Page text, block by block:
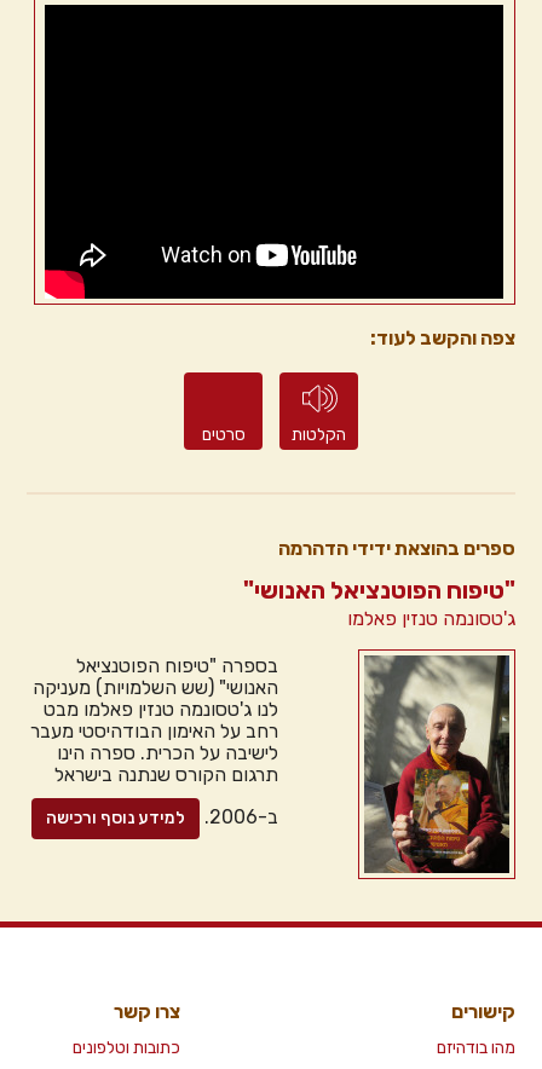
צפה והקשב לעוד:
הקלטות סרטים
ספרים בהוצאת ידידי הדהרמה
"טיפוח הפוטנציאל האנושי"
ג'טסונמה טנזין פאלמו
בספרה "טיפוח הפוטנציאל
האנושי" (שש השלמויות) מעניקה
לנו ג'טסונמה טנזין פאלמו מבט
רחב על האימון הבודהיסטי מעבר
לישיבה על הכרית. ספרה הינו
תרגום הקורס שנתנה בישראל
ב-2006.
למידע נוסף ורכישה
קישורים
מהו בודהיזם
צרו קשר
כתובות וטלפונים